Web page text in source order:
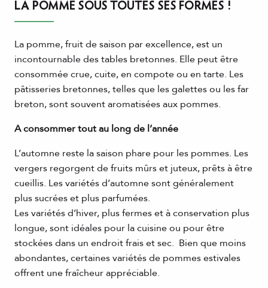
LA POMME SOUS TOUTES SES FORMES !
La pomme, fruit de saison par excellence, est un
incontournable des tables bretonnes. Elle peut être
consommée crue, cuite, en compote ou en tarte. Les
pâtisseries bretonnes, telles que les galettes ou les far
breton, sont souvent aromatisées aux pommes.
A consommer tout au long de l’année
L’automne reste la saison phare pour les pommes. Les
vergers regorgent de fruits mûrs et juteux, prêts à être
cueillis. Les variétés d’automne sont généralement
plus sucrées et plus parfumées.
Les variétés d’hiver, plus fermes et à conservation plus
longue, sont idéales pour la cuisine ou pour être
stockées dans un endroit frais et sec. Bien que moins
abondantes, certaines variétés de pommes estivales
offrent une fraîcheur appréciable.